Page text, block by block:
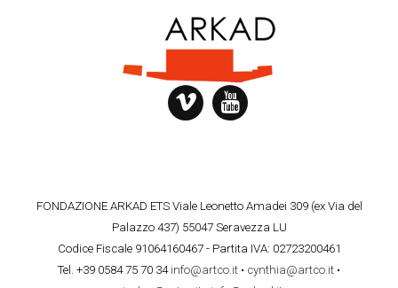
FONDAZIONE ARKAD ETS Viale Leonetto Amadei 309 (ex Via del
Palazzo 437) 55047 Seravezza LU
Codice Fiscale 91064160467 - Partita IVA: 02723200461
Tel. +39 0584 75 70 34 info@artco.it • cynthia@artco.it •